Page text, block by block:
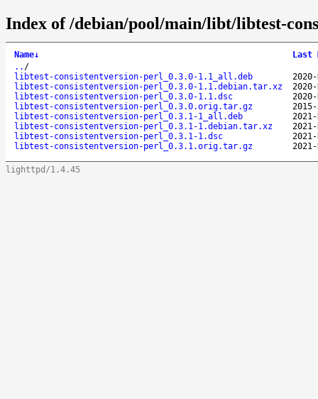
Index of /debian/pool/main/libt/libtest-
Name↓
Last
.. /
libtest-consistentversion-perl_0.3.0-1.1_all.deb
libtest-consistentversion-perl_0.3.0-1.1.debian.tar.xz
libtest-consistentversion-perl_0.3.0-1.1.dsc
libtest-consistentversion-perl_0.3.0.orig.tar.gz
libtest-consistentversion-perl_0.3.1-1_all.deb
libtest-consistentversion-perl_0.3.1-1.debian.tar.xz
libtest-consistentversion-perl_0.3.1-1.dsc
libtest-consistentversion-perl_0.3.1.orig.tar.gz
lighttpd/1.4.45